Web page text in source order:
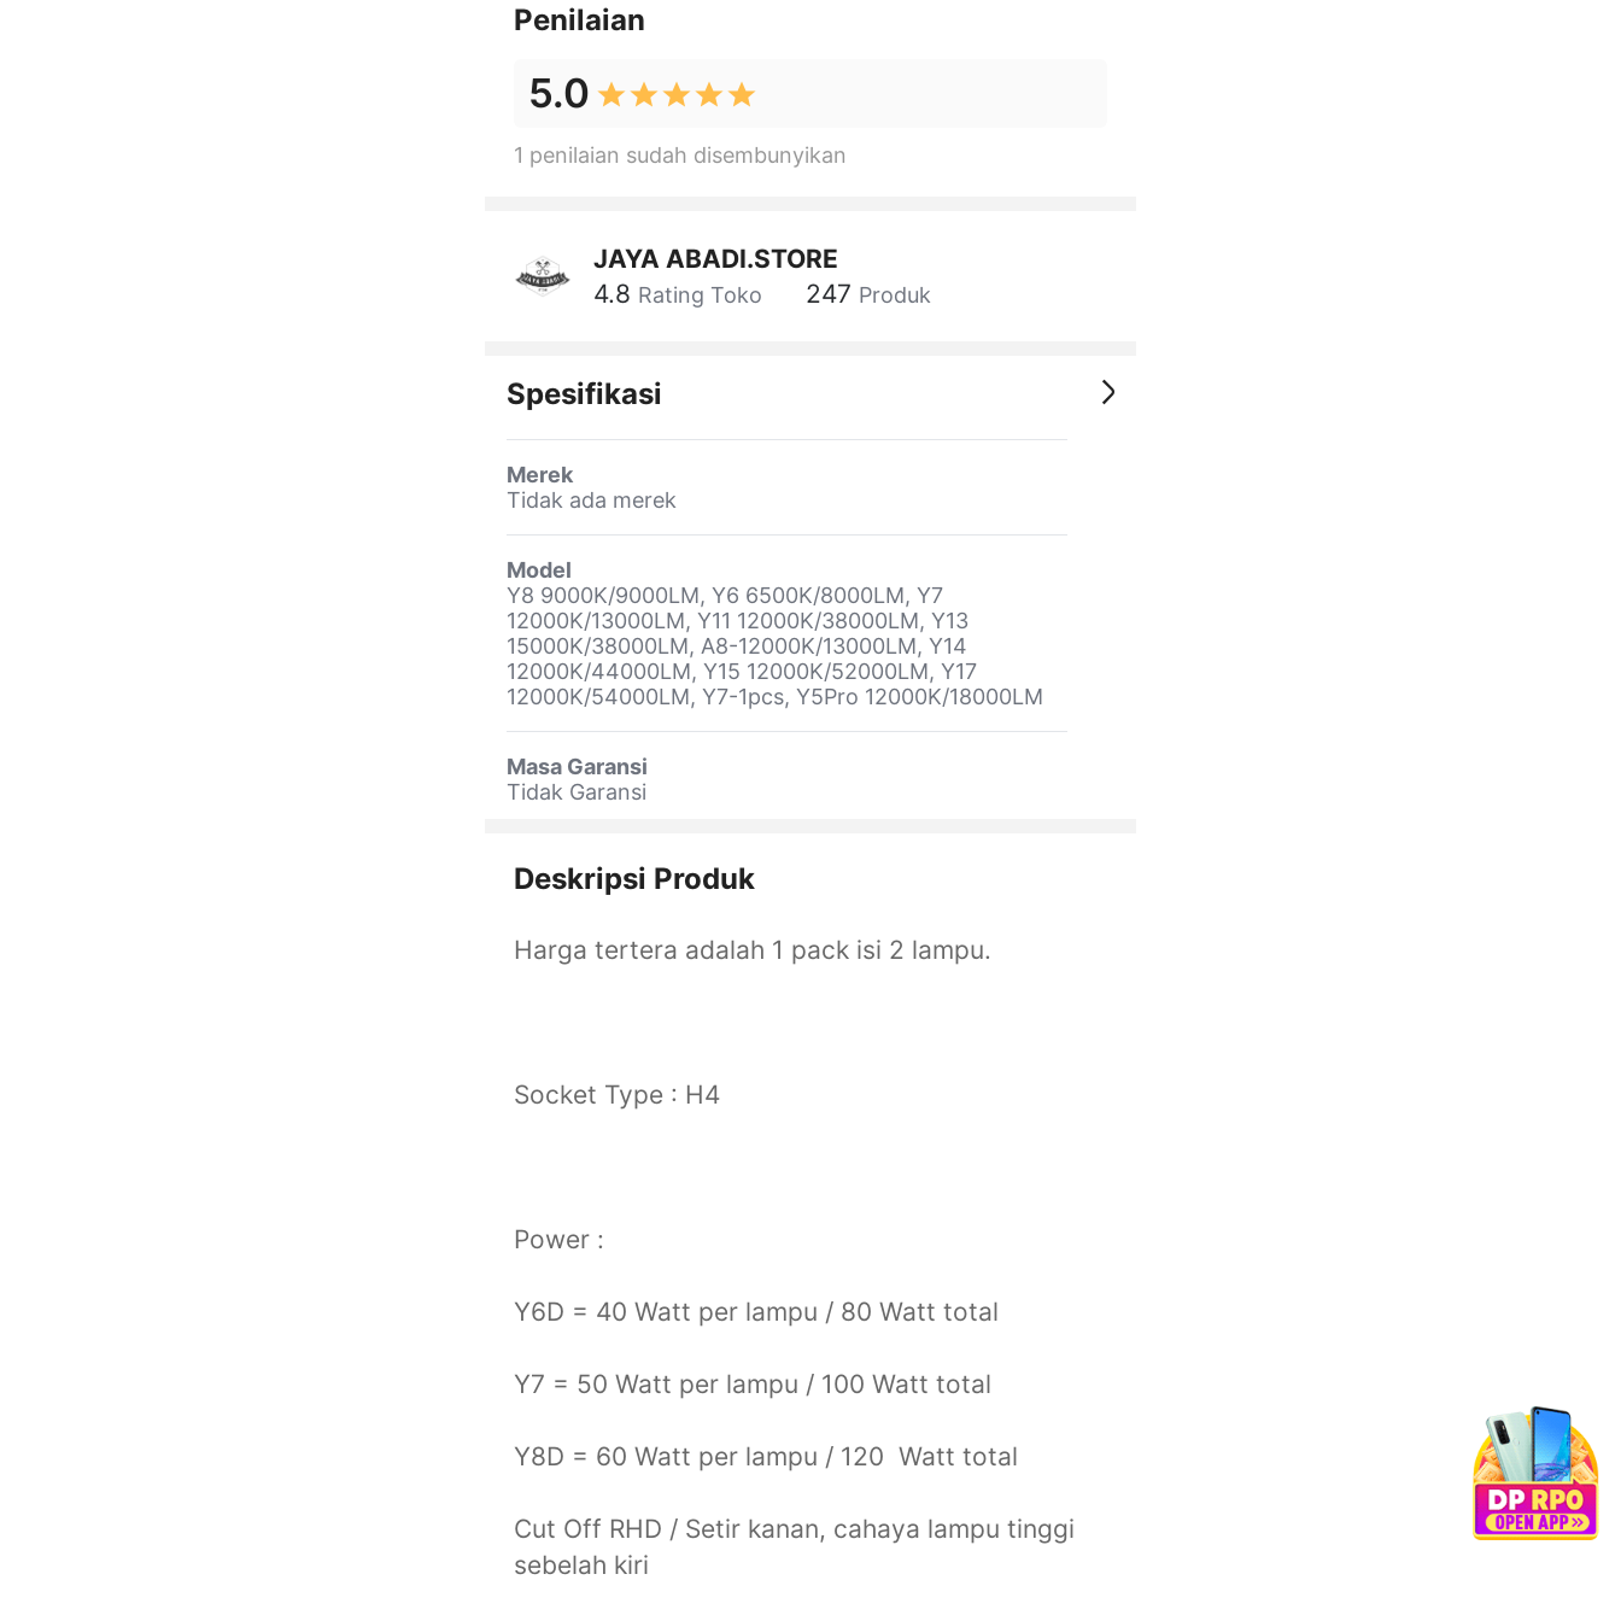
Penilaian
5.0
1 penilaian sudah disembunyikan
JAYA ABADI.STORE
4.8 Rating Toko 247 Produk
Spesifikasi
Merek
Tidak ada merek
Model
Y8 9000K/9000LM, Y6 6500K/8000LM, Y7
12000K/13000LM, Y11 12000K/38000LM, Y13
15000K/38000LM, A8-12000K/13000LM, Y14
12000K/44000LM, Y15 12000K/52000LM, Y17
12000K/54000LM, Y7-1pcs, Y5Pro 12000K/18000LM
Masa Garansi
Tidak Garansi
Deskripsi Produk
Harga tertera adalah 1 pack isi 2 lampu.
Socket Type : H4
Power :
Y6D = 40 Watt per lampu / 80 Watt total
Y7 = 50 Watt per lampu / 100 Watt total
Y8D = 60 Watt per lampu / 120 Watt total
Cut Off RHD / Setir kanan, cahaya lampu tinggi
sebelah kiri